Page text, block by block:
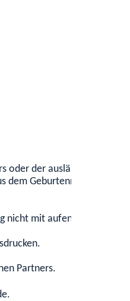
oder der ausländischen
Geburtenregister mit
mit
Partners.